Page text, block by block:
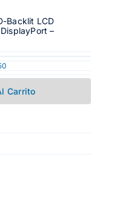
Backlit LCD
–
Carrito